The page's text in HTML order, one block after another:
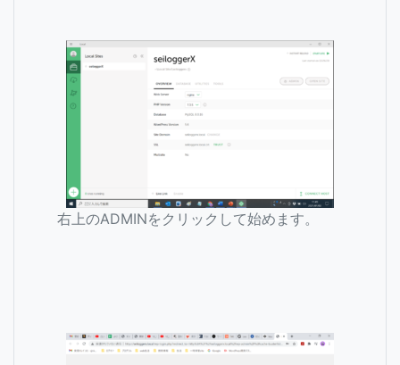
右上のADMINをクリックして始めます。